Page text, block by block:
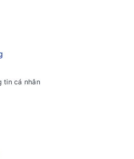
tin cá nhân